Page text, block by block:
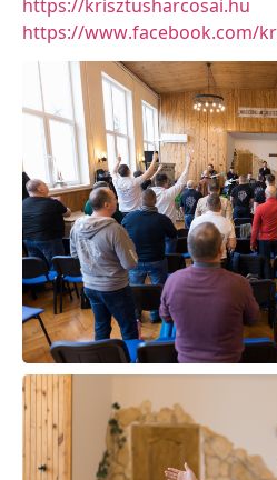
https://krisztusharcosai.hu
https://www.facebook.com/